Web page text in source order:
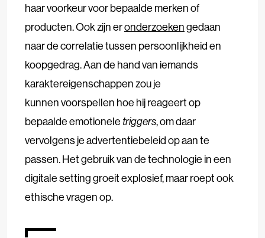
haar voorkeur voor bepaalde merken of
producten. Ook zijn eronderzoekengedaan
naar de correlatie tussen persoonlijkheid en
koopgedrag. Aan de hand van iemands
karaktereigenschappen zou je
kunnen voorspellen hoe hij reageert op
bepaalde emotionele triggers, om daar
vervolgens je advertentiebeleid op aan te
passen. Het gebruik van de technologie in een
digitale setting groeit explosief, maar roept ook
ethische vragen op.